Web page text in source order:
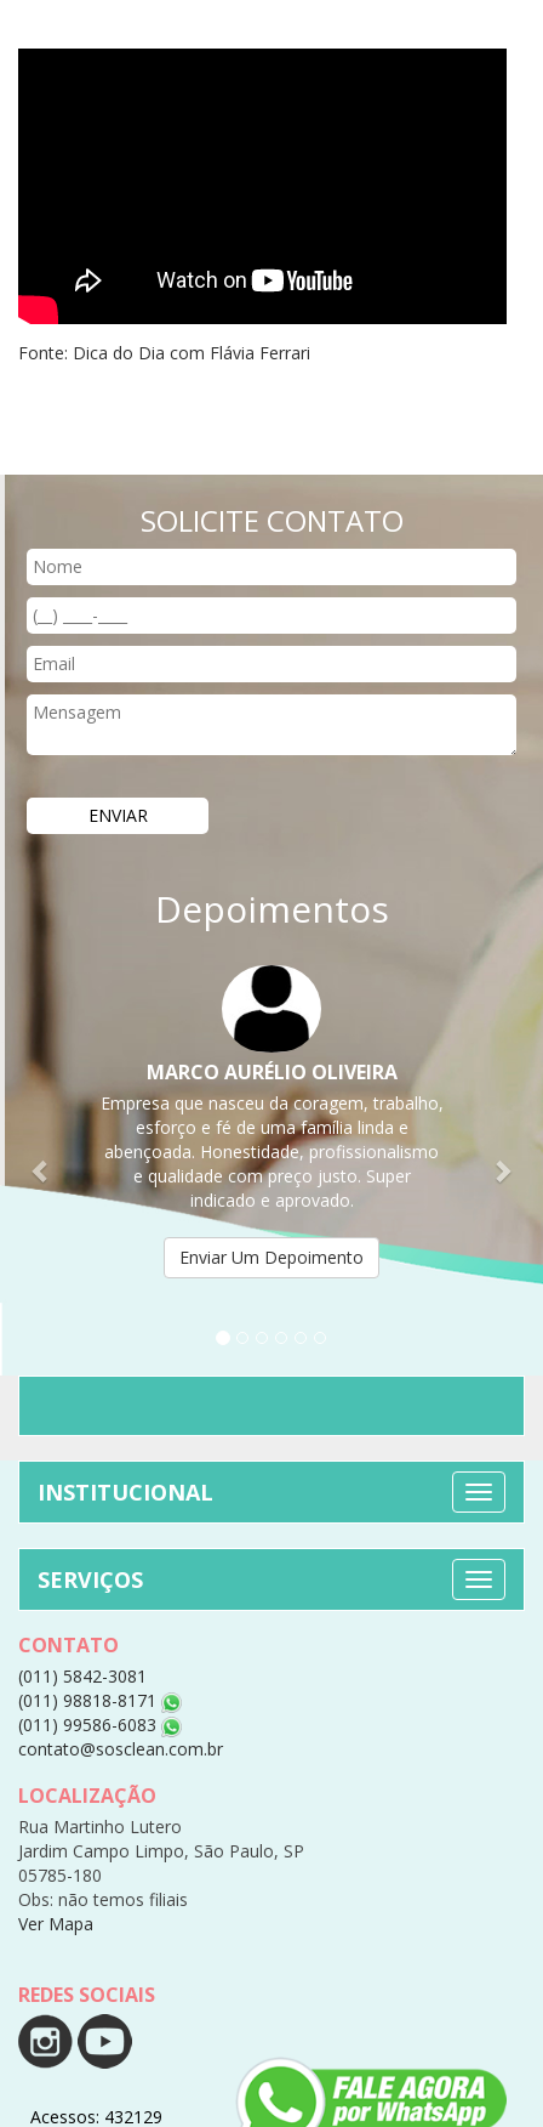
Fonte: Dica do Dia com Flávia Ferrari
SOLICITE CONTATO
Depoimentos
MARCO AURÉLIO OLIVEIRA
Empresa que nasceu da coragem, trabalho,
esforço e fé de uma família linda e
abençoada. Honestidade, profissionalismo
e qualidade com preço justo. Super
indicado e aprovado.
Enviar Um Depoimento
INSTITUCIONAL
SERVIÇOS
CONTATO
(011) 5842-3081
(011) 98818-8171
(011) 99586-6083
contato@sosclean.com.br
LOCALIZAÇÃO
Rua Martinho Lutero
Jardim Campo Limpo, São Paulo, SP
05785-180
Obs: não temos filiais
Ver Mapa
REDES SOCIAIS
Acessos: 432129